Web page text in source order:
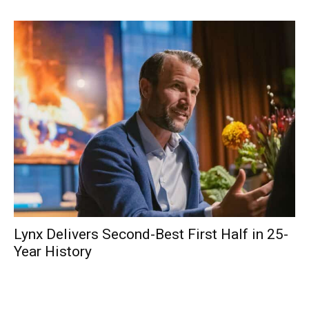
Lynx Delivers Second-Best First Half in 25-
Year History